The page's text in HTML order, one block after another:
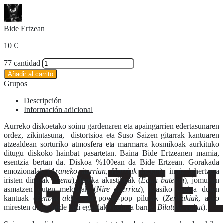
Bide Ertzean
10 €
77 cantidad
Añadir al carrito
Grupos
Descripción
Información adicional
Aurreko diskoetako soinu gardenaren eta apaingarrien edertasunaren
ordez, zikintasuna, distortsioa eta Suso Saizen gitarrak kantuaren
atzealdean sorturiko atmosfera eta marmarra kosmikoak aurkituko
ditugu diskoko hainbat pasartetan. Baina Bide Ertzeanen mamia,
esentzia bertan da. Diskoa %100ean da Bide Ertzean. Gorakada
emozionalak (Araneko iturrian, Harriak hegan), inoiz lehertzera
iristen direnak (
Izena), fereka akustikoak (Egun batetan), jomugan
asmatzen duten melodiak (Nire aberriaz), klasiko usaina duten
kantuak (
Zenbat aldiz ) eta power-pop pilulak (Zenbakiak, asko
miresten duten talde bati egindako keinua barne, Bilatuko zaitut).